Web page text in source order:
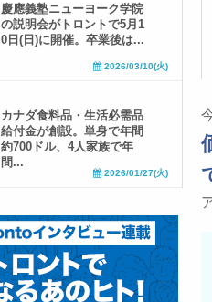
慶應義塾ニューヨーク学院
の説明会がトロントで5月1
0日(日)に開催。卒業後は...
2026/03/10(火)
カナダ食料品・生活必需品
給付金が創設。単身で年間
約700ドル、4人家族で年
間...
2026/01/27(火)